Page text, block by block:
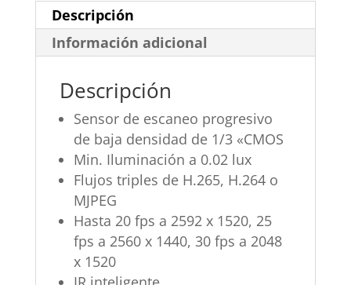
Descripción
Información adicional
Descripción
Sensor de escaneo progresivo
de baja densidad de 1/3 «CMOS
Min. Iluminación a 0.02 lux
Flujos triples de H.265, H.264 o
MJPEG
Hasta 20 fps a 2592 x 1520, 25
fps a 2560 x 1440, 30 fps a 2048
x 1520